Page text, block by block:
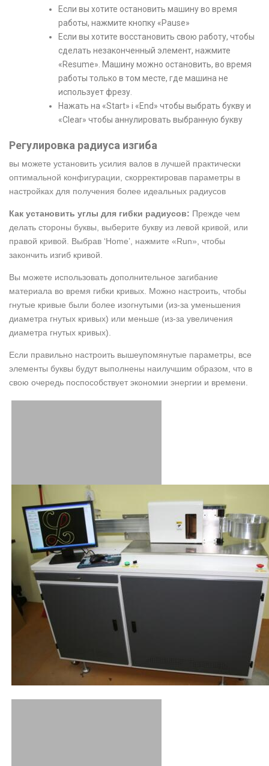
Если вы хотите остановить машину во время
работы, нажмите кнопку «Pause»
Если вы хотите восстановить свою работу, чтобы
сделать незаконченный элемент, нажмите
«Resume». Машину можно остановить, во время
работы только в том месте, где машина не
использует фрезу.
Нажать на «Start» i «End» чтобы выбрать букву и
«Clear» чтобы аннулировать выбранную букву
Регулировка радиуса изгиба
вы можете установить усилия валов в лучшей практически
оптимальной конфигурации, скорректировав параметры в
настройках для получения более идеальных радиусов
Как установить углы для гибки радиусов: Прежде чем
делать стороны буквы, выберите букву из левой кривой, или
правой кривой. Выбрав ‘Home’, нажмите «Run», чтобы
закончить изгиб кривой.
Вы можете использовать дополнительное загибание
материала во время гибки кривых. Можно настроить, чтобы
гнутые кривые были более изогнутыми (из-за уменьшения
диаметра гнутых кривых) или меньше (из-за увеличения
диаметра гнутых кривых).
Если правильно настроить вышеупомянутые параметры, все
элементы буквы будут выполнены наилучшим образом, что в
свою очередь поспособствует экономии энергии и времени.